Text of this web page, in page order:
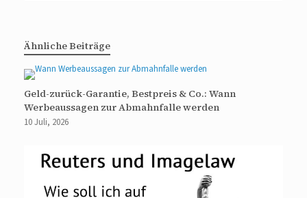
Ähnliche Beiträge
Geld-zurück-Garantie, Bestpreis & Co.: Wann
Werbeaussagen zur Abmahnfalle werden
10 Juli, 2026